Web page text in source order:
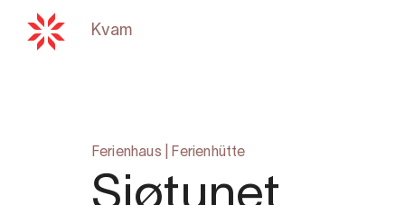
Kvam
Ferienhaus Ferienhütte